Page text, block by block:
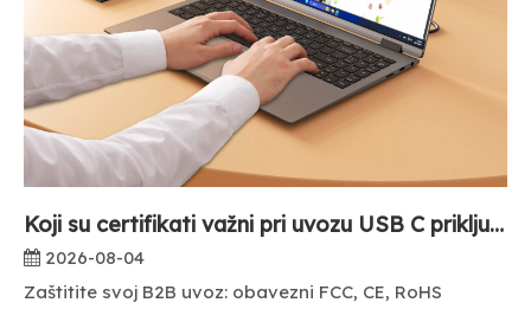
Koji su certifikati važni pri uvozu USB C priključnih stanica?
2026-08-04
Zaštitite svoj B2B uvoz: obavezni FCC, CE, RoHS